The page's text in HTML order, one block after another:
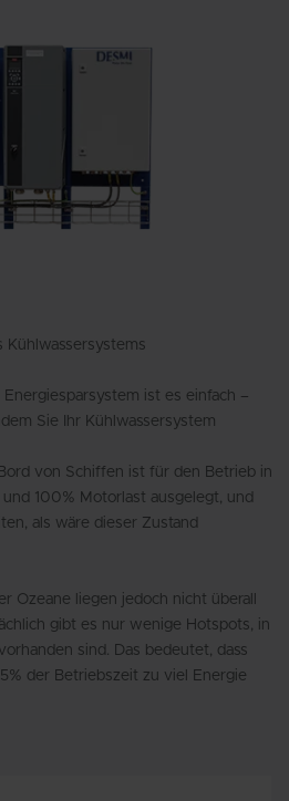
Kühlwassersystems
ist es einfach –
Sie Ihr Kühlwassersystem
von Schiffen ist für den Betrieb in
100% Motorlast ausgelegt, und
als wäre dieser Zustand
Ozeane liegen jedoch nicht überall
gibt es nur wenige Hotspots, in
sind. Das bedeutet, dass
der Betriebszeit zu viel Energie